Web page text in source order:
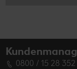
0800 / 15 28 352